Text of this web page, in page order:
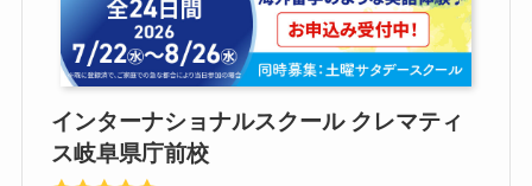
インターナショナルスクール クレマティ
ス岐阜県庁前校